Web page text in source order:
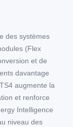
des systèmes
(Flex
et de
davantage
augmente la
et renforce
Intelligence
niveau des